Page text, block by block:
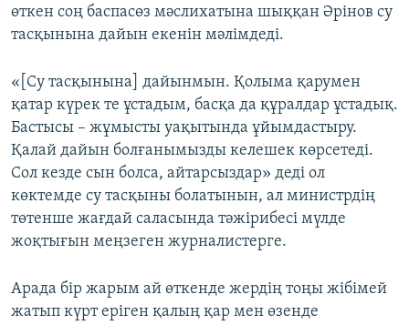
өткен соң баспасөз мәслихатына шыққан Әрінов су
тасқынына дайын екенін мәлімдеді.
«[Су тасқынына] дайынмын. Қолыма қарумен
қатар күрек те ұстадым, басқа да құралдар ұстадық.
Бастысы – жұмысты уақытында ұйымдастыру.
Қалай дайын болғанымызды келешек көрсетеді.
Сол кезде сын болса, айтарсыздар» деді ол
көктемде су тасқыны болатынын, ал министрдің
төтенше жағдай саласында тәжірибесі мүлде
жоқтығын меңзеген журналистерге.
Арада бір жарым ай өткенде жердің тоңы жібімей
жатып күрт еріген қалың қар мен өзенде